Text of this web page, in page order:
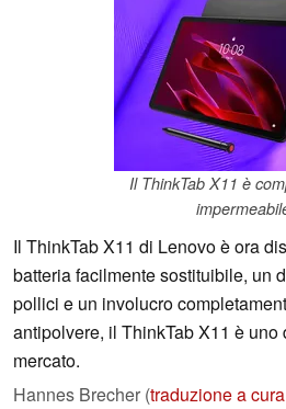
Il ThinkTab X11 è
Il ThinkTab X11 di Lenovo è ora
batteria facilmente sostituibile, un
pollici e un involucro
antipolvere, il ThinkTab X11 è
mercato.
Hannes Brecher (traduzione a